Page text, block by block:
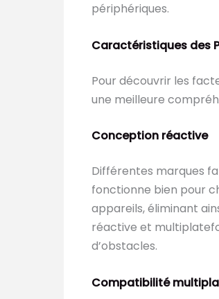
périphériques.
Caractéristiques des
Pour découvrir les
une meilleure
Conception réactive
Différentes marques
fonctionne bien pour
appareils, éliminant
réactive et
d’obstacles.
Compatibilité